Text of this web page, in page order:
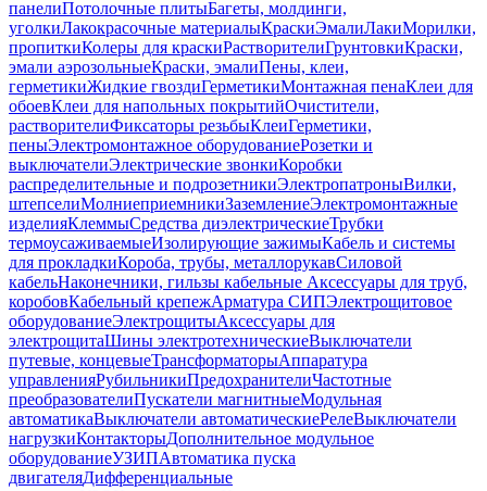
панелиПотолочные плитыБагеты, молдинги,
уголкиЛакокрасочные материалыКраскиЭмалиЛакиМорилки,
пропиткиКолеры для краскиРастворителиГрунтовкиКраски,
эмали аэрозольныеКраски, эмалиПены, клеи,
герметикиЖидкие гвоздиГерметикиМонтажная пенаКлеи для
обоевКлеи для напольных покрытийОчистители,
растворителиФиксаторы резьбыКлеиГерметики,
пеныЭлектромонтажное оборудованиеРозетки и
выключателиЭлектрические звонкиКоробки
распределительные и подрозетникиЭлектропатроныВилки,
штепселиМолниеприемникиЗаземлениеЭлектромонтажные
изделияКлеммыСредства диэлектрическиеТрубки
термоусаживаемыеИзолирующие зажимыКабель и системы
для прокладкиКороба, трубы, металлорукавСиловой
кабельНаконечники, гильзы кабельные Аксессуары для труб,
коробовКабельный крепежАрматура СИПЭлектрощитовое
оборудованиеЭлектрощитыАксессуары для
электрощитаШины электротехническиеВыключатели
путевые, концевыеТрансформаторыАппаратура
управленияРубильникиПредохранителиЧастотные
преобразователиПускатели магнитныеМодульная
автоматикаВыключатели автоматическиеРелеВыключатели
нагрузкиКонтакторыДополнительное модульное
оборудованиеУЗИПАвтоматика пуска
двигателяДифференциальные